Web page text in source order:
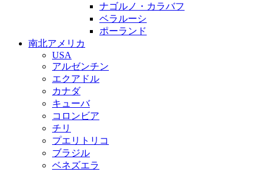
ナゴルノ・カラバフ
ベラルーシ
ポーランド
南北アメリカ
USA
アルゼンチン
エクアドル
カナダ
キューバ
コロンビア
チリ
プエリトリコ
ブラジル
ベネズエラ